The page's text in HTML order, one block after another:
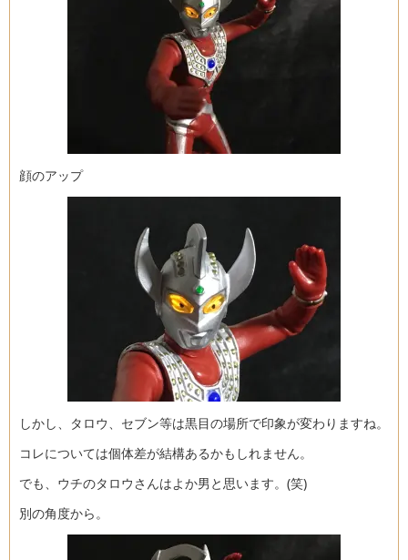
顔のアップ
しかし、タロウ、セブン等は黒目の場所で印象が変わりますね。
コレについては個体差が結構あるかもしれません。
でも、ウチのタロウさんはよか男と思います。(笑)
別の角度から。